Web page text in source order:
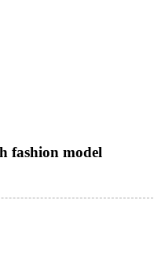
fashion model